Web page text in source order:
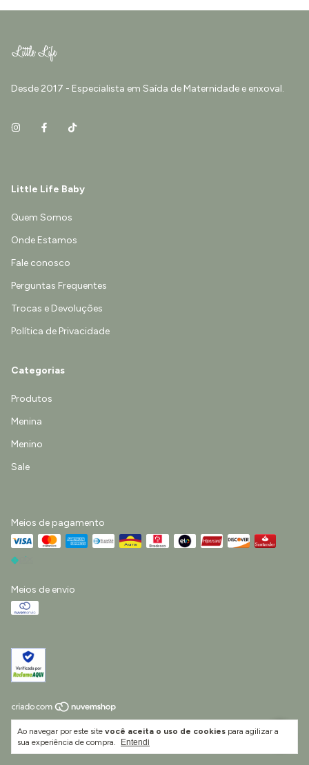
Ao navegar por este site você aceita o uso de cookies para agilizar a
sua experiência de compra.
Entendi
Desde 2017 - Especialista em Saída de Maternidade e enxoval.
Little Life Baby
Quem Somos
Onde Estamos
Fale conosco
Perguntas Frequentes
Trocas e Devoluções
Política de Privacidade
Categorias
Produtos
Menina
Menino
Sale
Meios de pagamento
Meios de envio
2026. Todos os direitos reservados.